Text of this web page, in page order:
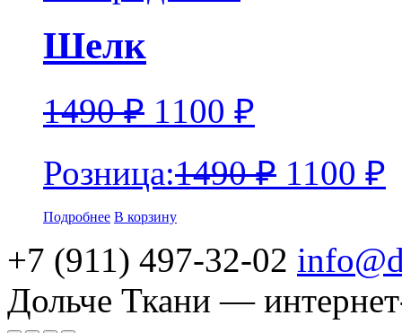
Шелк
1490₽ 1100 ₽
Розница:1490₽ 1100 ₽
Подробнее В корзину
+7 (911) 497-32-02
Дольче Ткани —